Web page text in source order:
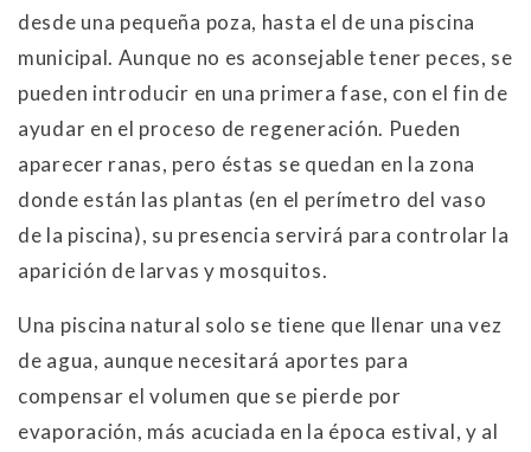
desde una pequeña poza, hasta el de una piscina
municipal. Aunque no es aconsejable tener peces, se
pueden introducir en una primera fase, con el fin de
ayudar en el proceso de regeneración. Pueden
aparecer ranas, pero éstas se quedan en la zona
donde están las plantas (en el perímetro del vaso
de la piscina), su presencia servirá para controlar la
aparición de larvas y mosquitos.
Una piscina natural solo se tiene que llenar una vez
de agua, aunque necesitará aportes para
compensar el volumen que se pierde por
evaporación, más acuciada en la época estival, y al